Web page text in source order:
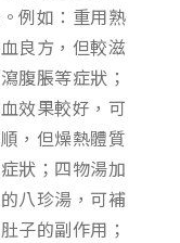
例如：重用熟
良方，但較滋
腹脹等症狀；
效果較好，可
，但燥熱體質
狀；四物湯加
八珍湯，可補
子的副作用；